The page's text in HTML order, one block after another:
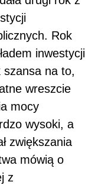
Rok
inwestycji
na to,
wreszcie
mocy
wysoki, a
zwiększania
mówią o
z